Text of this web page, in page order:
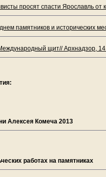
просят спасти Ярославль
памятников и исторических
щит// Архнадзор,
Алексея Комеча 2013
работах на памятниках